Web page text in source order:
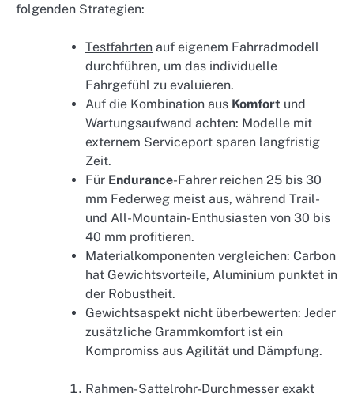
folgenden Strategien:
Testfahrten auf eigenem Fahrradmodell
durchführen, um das individuelle
Fahrgefühl zu evaluieren.
Auf die Kombination aus Komfort und
Wartungsaufwand achten: Modelle mit
externem Serviceport sparen langfristig
Zeit.
Für Endurance-Fahrer reichen 25 bis 30
mm Federweg meist aus, während Trail-
und All-Mountain-Enthusiasten von 30 bis
40 mm profitieren.
Materialkomponenten vergleichen: Carbon
hat Gewichtsvorteile, Aluminium punktet in
der Robustheit.
Gewichtsaspekt nicht überbewerten: Jeder
zusätzliche Grammkomfort ist ein
Kompromiss aus Agilität und Dämpfung.
Rahmen-Sattelrohr-Durchmesser exakt